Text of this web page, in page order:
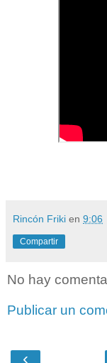
Rincón Friki en 9:06
Compartir
No hay
Publicar un
‹